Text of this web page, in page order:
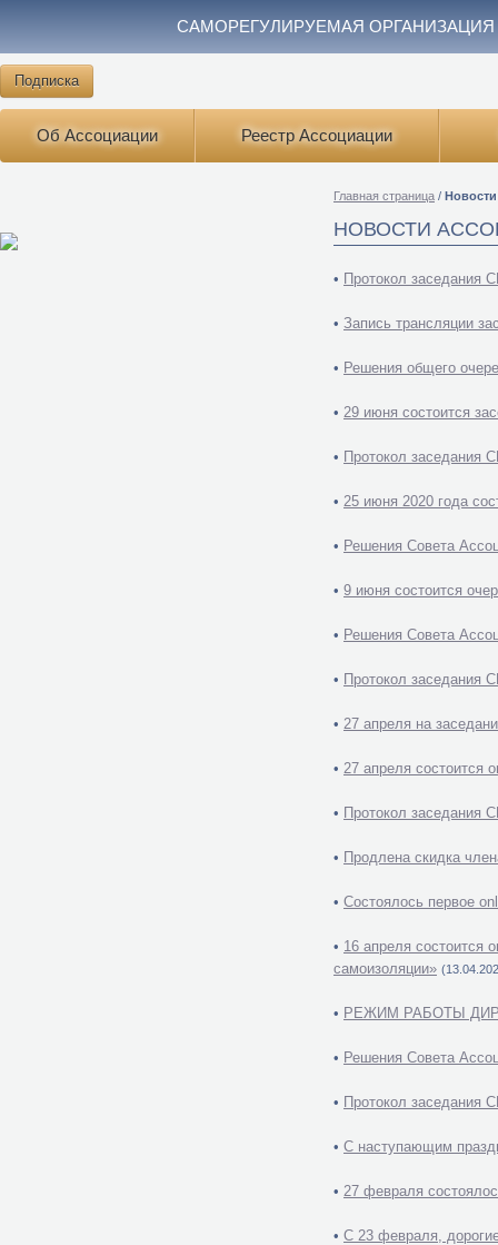
САМОРЕГУЛИРУЕМАЯ
Подписка
Об Ассоциации Реестр Ассоциации
Главная страница /
НОВОСТИ
• Протокол
• Запись трансляции
• Решения общего
• 29 июня состоится
• Протокол
• 25 июня 2020 года
• Решения Совета
• 9 июня состоится
• Решения Совета
• Протокол заседания
• 27 апреля на
• 27 апреля состоится
• Протокол заседания
• Продлена скидка
• Состоялось первое
• 16 апреля состоится
самоизоляции»
• РЕЖИМ РАБОТЫ
• Решения Совета
• Протокол заседания
• С наступающим
• 27 февраля
• С 23 февраля,